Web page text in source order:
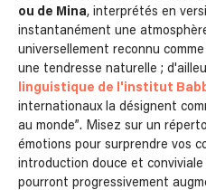
ou de Mina, interprétés en
instantanément une
universellement reconnu
une tendresse naturelle ;
linguistique de l'institut
internationaux la désignent
au monde”. Misez sur un
émotions pour surprendre vos
introduction douce et conviviale
pourront progressivement